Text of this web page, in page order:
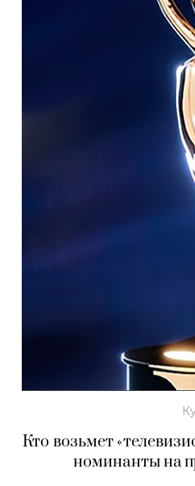
Кто возьмет
номинанты на